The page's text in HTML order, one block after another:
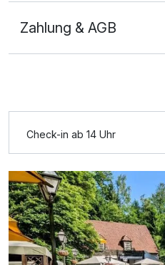
Doppelzimmer Deluxe
2 Erwachsene und 1 Kind
Zahlung & AGB
Check-in ab 14 Uhr